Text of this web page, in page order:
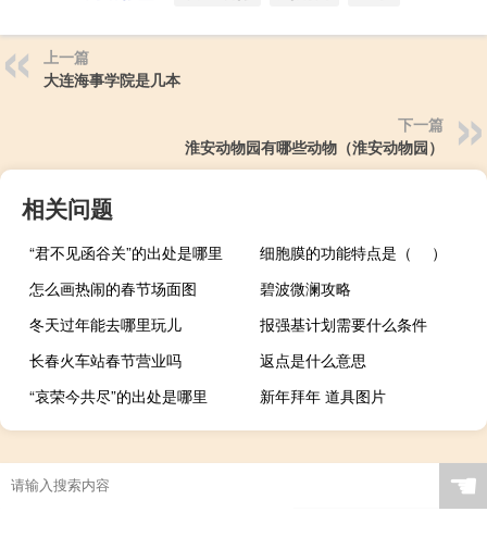
上一篇
大连海事学院是几本
下一篇
淮安动物园有哪些动物（淮安动物园）
相关问题
“君不见函谷关”的出处是哪里
细胞膜的功能特点是（ ）
怎么画热闹的春节场面图
碧波微澜攻略
冬天过年能去哪里玩儿
报强基计划需要什么条件
长春火车站春节营业吗
返点是什么意思
“哀荣今共尽”的出处是哪里
新年拜年 道具图片
☚